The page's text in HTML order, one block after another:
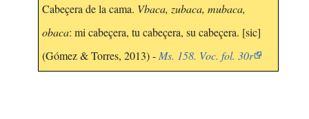
Cabeçera de la cama. Vbaca, zubaca, mubaca,
obaca: mi cabeçera, tu cabeçera, su cabeçera. [sic]
(Gómez & Torres, 2013) - Ms. 158. Voc. fol. 30r